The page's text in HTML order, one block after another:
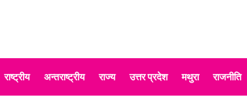
राष्ट्रीय अन्तराष्ट्रीय राज्य उत्तर प्रदेश मथुरा राजनीति